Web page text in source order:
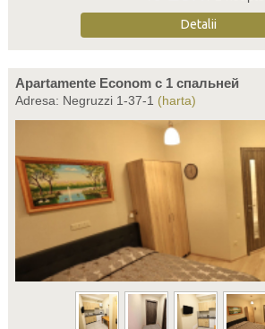
Detalii
Apartamente Econom c 1 спальней
Adresa: Negruzzi 1-37-1 (harta)